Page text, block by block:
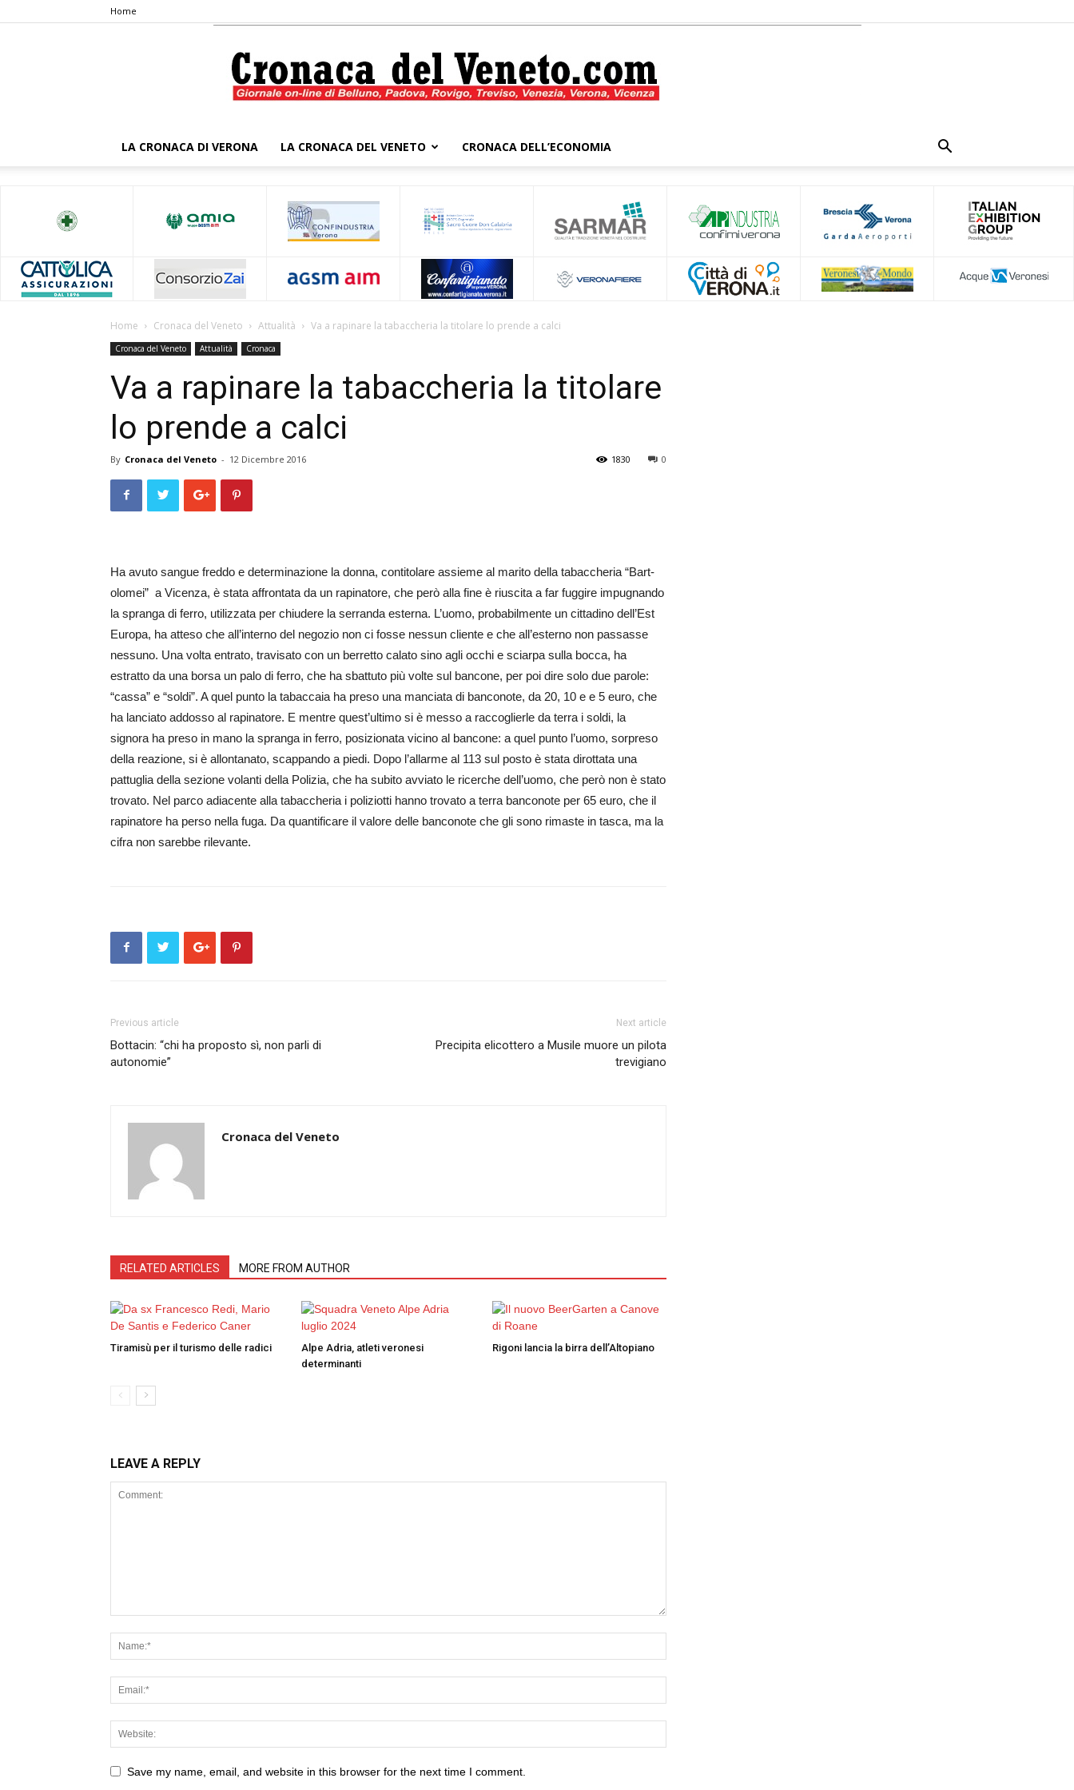
Home
Veneto
LA CRONACA DI VERONA LA CRONACA DEL VENETO CRONACA DELL’ECONOMIA
Home Cronaca del Veneto Attualità Va a rapinare la tabaccheria la titolare lo prende a calci
Cronaca del Veneto Attualità Cronaca
Va a rapinare la tabaccheria la titolare
lo prende a calci
By Cronaca del Veneto - 12 Dicembre 2016 0
1830
Ha avuto sangue freddo e determinazione la donna, contitolare assieme al ma­rito della tabaccheria “Ba­rt­
olomei” a Vicenza, è st­a­­ta affrontata da un rapinatore, che però alla fine è riuscita a far fuggire imp­ugnando
la spranga di ferro, utilizzata per chiudere la serranda esterna. L’uomo, probabilmente un cittadino dell’Est
Europa, ha atteso che all’interno del negozio non ci fosse nessun cliente e che all’esterno non passasse
nessuno. Una volta entrato, travisato con un berretto calato sino agli occhi e sciarpa sulla bocca, ha
estratto da una borsa un palo di ferro, che ha sbattuto più volte sul bancone, per poi dire solo due parole:
“cassa” e “soldi”. A quel punto la tabaccaia ha preso una manciata di banconote, da 20, 10 e e 5 euro, che
ha lanciato addosso al rapinatore. E mentre quest’ultimo si è messo a raccoglierle da terra i soldi, la
signora ha preso in mano la spranga in ferro, posizionata vicino al bancone: a quel punto l’uomo, sorpreso
della reazione, si è allontanato, scappando a piedi. Dopo l’allarme al 113 sul posto è stata dirottata una
pattuglia della sezione volanti della Polizia, che ha subito avviato le ricerche dell’uomo, che però non è stato
trovato. Nel parco adiacente alla tabaccheria i poliziotti hanno trovato a terra banconote per 65 euro, che il
rapinatore ha perso nella fuga. Da quantificare il valore delle banconote che gli sono rimaste in tasca, ma la
cifra non sarebbe rilevante.
Previous article
Bottacin: “chi ha proposto sì, non parli di
autonomie”
Next article
Precipita elicottero a Musile muore un pilota
trevigiano
Cronaca del Veneto
RELATED ARTICLES MORE FROM AUTHOR
Tiramisù per il turismo delle radici
Alpe Adria, atleti veronesi
determinanti
Rigoni lancia la birra dell’Altopiano
LEAVE A REPLY
Save my name, email, and website in this browser for the next time I comment.